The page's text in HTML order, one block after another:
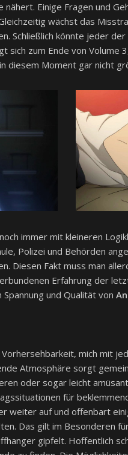
nähert. Einige Fragen und
wächst das
Schließlich könnte jeder
sich zum Ende von Volume
diesem Moment gar nicht
noch immer mit kleineren
Polizei und Behörden
Diesen Fakt muss man
Erfahrung der
und Qualität von
mich mit
Atmosphäre sorgt
oder sogar leicht
für
weiter auf und offenbart
Das gilt im Besonderen
gipfelt. Hoffentlich